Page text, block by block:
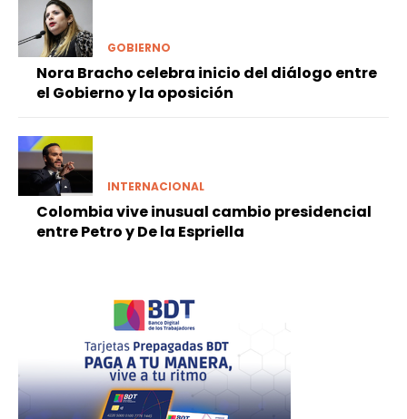
GOBIERNO
Nora Bracho celebra inicio del diálogo entre
el Gobierno y la oposición
INTERNACIONAL
Colombia vive inusual cambio presidencial
entre Petro y De la Espriella